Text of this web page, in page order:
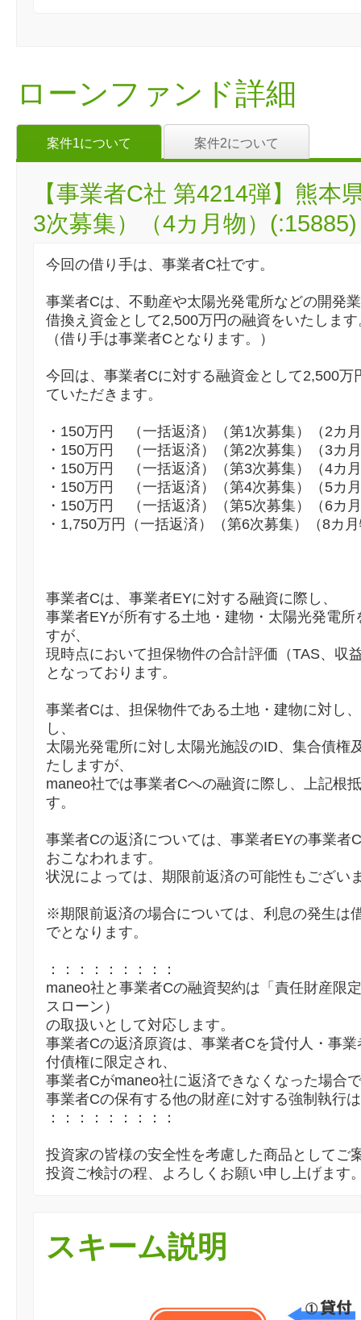
ローンファンド詳細
案件1について 案件2について
【事業者C社 第4214弾】熊
3次募集）（4カ月物）(:15885)
今回の借り手は、事業者C社です。
事業者Cは、不動産や太陽光発電所などの開発
借換え資金として2,500万円の融資をいたします
（借り手は事業者Cとなります。）
今回は、事業者Cに対する融資金として2,500万
ていただきます。
・150万円 （一括返済）（第1次募集）（2カ
・150万円 （一括返済）（第2次募集）（3カ
・150万円 （一括返済）（第3次募集）（4カ
・150万円 （一括返済）（第4次募集）（5カ
・150万円 （一括返済）（第5次募集）（6カ
・1,750万円（一括返済）（第6次募集）（8カ
事業者Cは、事業者EYに対する融資に際し、
事業者EYが所有する土地・建物・太陽光発電
すが、
現時点において担保物件の合計評価（TAS、収
となっております。
事業者Cは、担保物件である土地・建物に対し
し、
太陽光発電所に対し太陽光施設のID、集合債権
たしますが、
maneo社では事業者Cへの融資に際し、上記根
す。
事業者Cの返済については、事業者EYの事業者
おこなわれます。
状況によっては、期限前返済の可能性もござい
※期限前返済の場合については、利息の発生は
でとなります。
：：：：：：：：：
maneo社と事業者Cの融資契約は「責任財産限
スローン）
の取扱いとして対応します。
事業者Cの返済原資は、事業者Cを貸付人・事
付債権に限定され、
事業者Cがmaneo社に返済できなくなった場合
事業者Cの保有する他の財産に対する強制執行
：：：：：：：：：
投資家の皆様の安全性を考慮した商品としてご
投資ご検討の程、よろしくお願い申し上げます
スキーム説明